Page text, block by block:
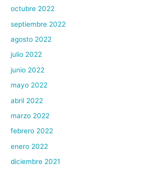
octubre 2022
septiembre 2022
agosto 2022
julio 2022
junio 2022
mayo 2022
abril 2022
marzo 2022
febrero 2022
enero 2022
diciembre 2021